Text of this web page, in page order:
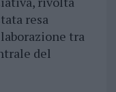
resa
tra
del